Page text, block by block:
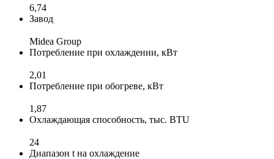
6,74
Завод
Midea Group
Потребление при охлаждении, кВт
2,01
Потребление при обогреве, кВт
1,87
Охлаждающая способность, тыс. BTU
24
Диапазон t на охлаждение